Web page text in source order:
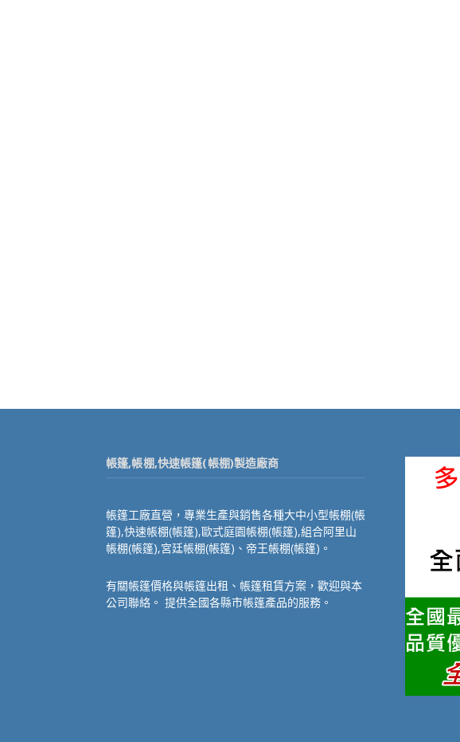
帳篷,帳棚,快速帳篷(帳棚)製造廠商
帳篷工廠直營，專業生產與銷售各種大中小型帳棚(帳
篷),快速帳棚(帳篷),歐式庭園帳棚(帳篷),組合阿里山
帳棚(帳篷),宮廷帳棚(帳篷)、帝王帳棚(帳篷)。
有關帳篷價格與帳篷出租、帳篷租賃方案，歡迎與本
公司聯絡。 提供全國各縣市帳篷產品的服務。